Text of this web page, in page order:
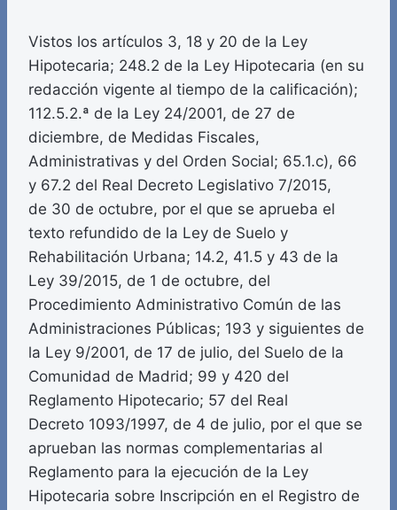
Vistos los artículos 3, 18 y 20 de la Ley
Hipotecaria; 248.2 de la Ley Hipotecaria (en su
redacción vigente al tiempo de la calificación);
112.5.2.ª de la Ley 24/2001, de 27 de
diciembre, de Medidas Fiscales,
Administrativas y del Orden Social; 65.1.c), 66
y 67.2 del Real Decreto Legislativo 7/2015,
de 30 de octubre, por el que se aprueba el
texto refundido de la Ley de Suelo y
Rehabilitación Urbana; 14.2, 41.5 y 43 de la
Ley 39/2015, de 1 de octubre, del
Procedimiento Administrativo Común de las
Administraciones Públicas; 193 y siguientes de
la Ley 9/2001, de 17 de julio, del Suelo de la
Comunidad de Madrid; 99 y 420 del
Reglamento Hipotecario; 57 del Real
Decreto 1093/1997, de 4 de julio, por el que se
aprueban las normas complementarias al
Reglamento para la ejecución de la Ley
Hipotecaria sobre Inscripción en el Registro de